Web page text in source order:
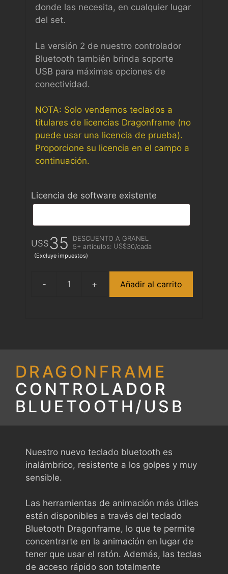
donde las necesita, en cualquier lugar
del set.
La versión 2 de nuestro controlador
Bluetooth también brinda soporte
USB para máximas opciones de
conectividad.
NOTA: Solo vendemos teclados a
titulares de licencias Dragonframe (no
puede usar una licencia de prueba).
Proporcione su licencia en el campo a
continuación.
Licencia de software existente
US$35
DESCUENTO A GRANEL
5+ artículos: US$30/cada
(Excluye impuestos)
Dragonframe
Añadir al carrito
DRAGONFRAME
CONTROLADOR
BLUETOOTH/USB
Nuestro nuevo teclado bluetooth es
inalámbrico, resistente a los golpes y muy
sensible.
Las herramientas de animación más útiles
están disponibles a través del teclado
Bluetooth Dragonframe, lo que te permite
concentrarte en la animación en lugar de
tener que usar el ratón. Además, las teclas
de acceso rápido son totalmente